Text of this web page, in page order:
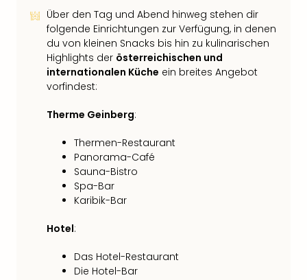
Über den Tag und Abend hinweg stehen dir
folgende Einrichtungen zur Verfügung, in denen
du von kleinen Snacks bis hin zu kulinarischen
Highlights der österreichischen und
internationalen Küche ein breites Angebot
vorfindest:
Therme Geinberg:
Thermen-Restaurant
Panorama-Café
Sauna-Bistro
Spa-Bar
Karibik-Bar
Hotel:
Das Hotel-Restaurant
Die Hotel-Bar